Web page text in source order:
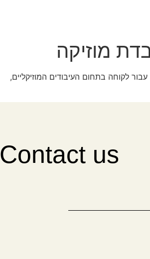
מוזיקה
לקוחה בתחום העיבודים המוזיקליים,
Contact us